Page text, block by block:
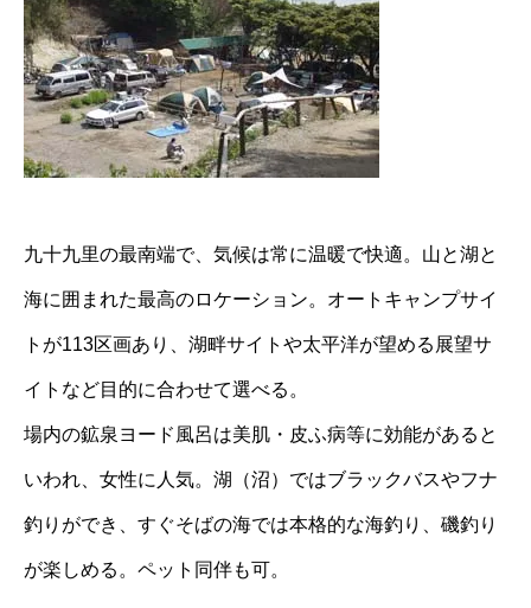
九十九里の最南端で、気候は常に温暖で快適。山と湖と
海に囲まれた最高のロケーション。オートキャンプサイ
トが113区画あり、湖畔サイトや太平洋が望める展望サ
イトなど目的に合わせて選べる。
場内の鉱泉ヨード風呂は美肌・皮ふ病等に効能があると
いわれ、女性に人気。湖（沼）ではブラックバスやフナ
釣りができ、すぐそばの海では本格的な海釣り、磯釣り
が楽しめる。ペット同伴も可。